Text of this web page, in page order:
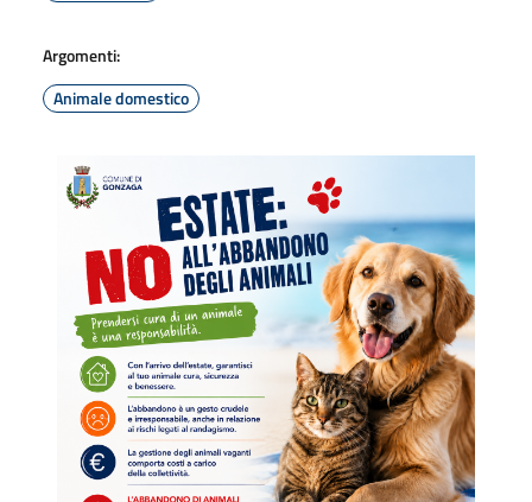
Argomenti:
Animale domestico